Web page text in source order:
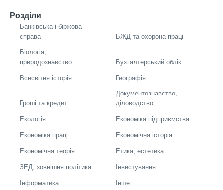
Розділи
Банківська і біржова
справа
БЖД та охорона праці
Біологія,
природознавство
Бухгалтерський облік
Всесвітня історія Географія
Гроші та кредит
Документознавство,
діловодство
Екологія Економіка підприємства
Економіка праці Економічна історія
Економічна теорія Етика, естетика
ЗЕД, зовнішня політика Інвестування
Інформатика Інше